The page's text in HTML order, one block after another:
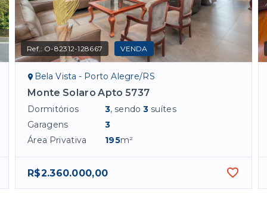
Ref.: O-82312-128667 VENDA
Bela Vista - Porto Alegre/RS
Monte Solaro Apto 5737
Dormitórios 3, sendo3 suítes
Garagens
3
Área Privativa
195m²
R$2.360.000,00